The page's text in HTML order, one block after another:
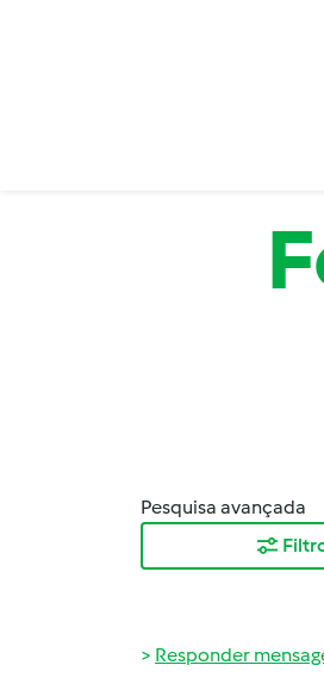
Pesquisa avançada
Responder